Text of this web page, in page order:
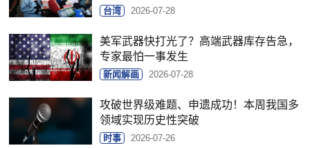
台湾 2026-07-28
美军武器快打光了？高端武器库存告急，
专家最怕一事发生
新闻解画 2026-07-28
攻破世界级难题、申遗成功！本周我国多
领域实现历史性突破
时事 2026-07-26